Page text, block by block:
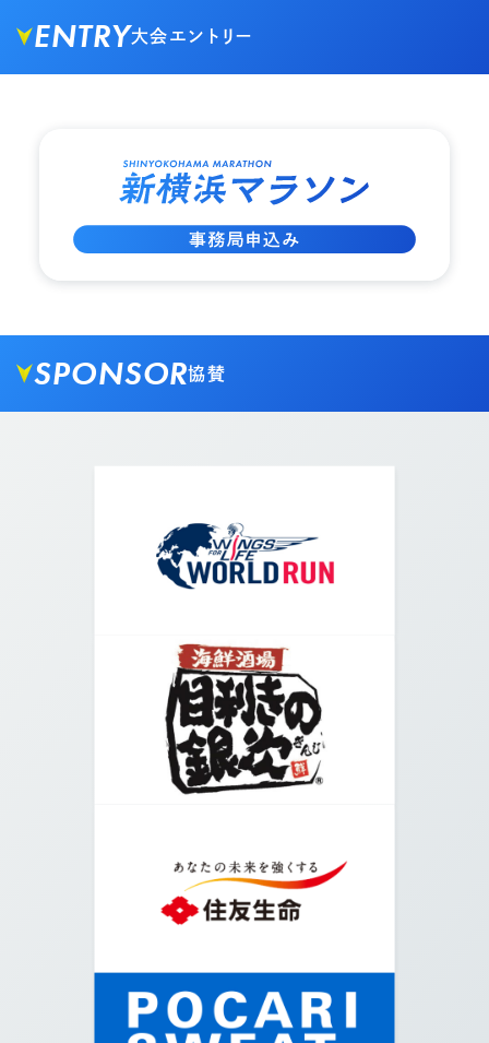
02. 外に出ましたら突き当りを矢印方向の右へ進みま
す。
03.
横浜アリーナ方面の階段を進みます。
ENTRY大会エントリー
SPONSOR協賛